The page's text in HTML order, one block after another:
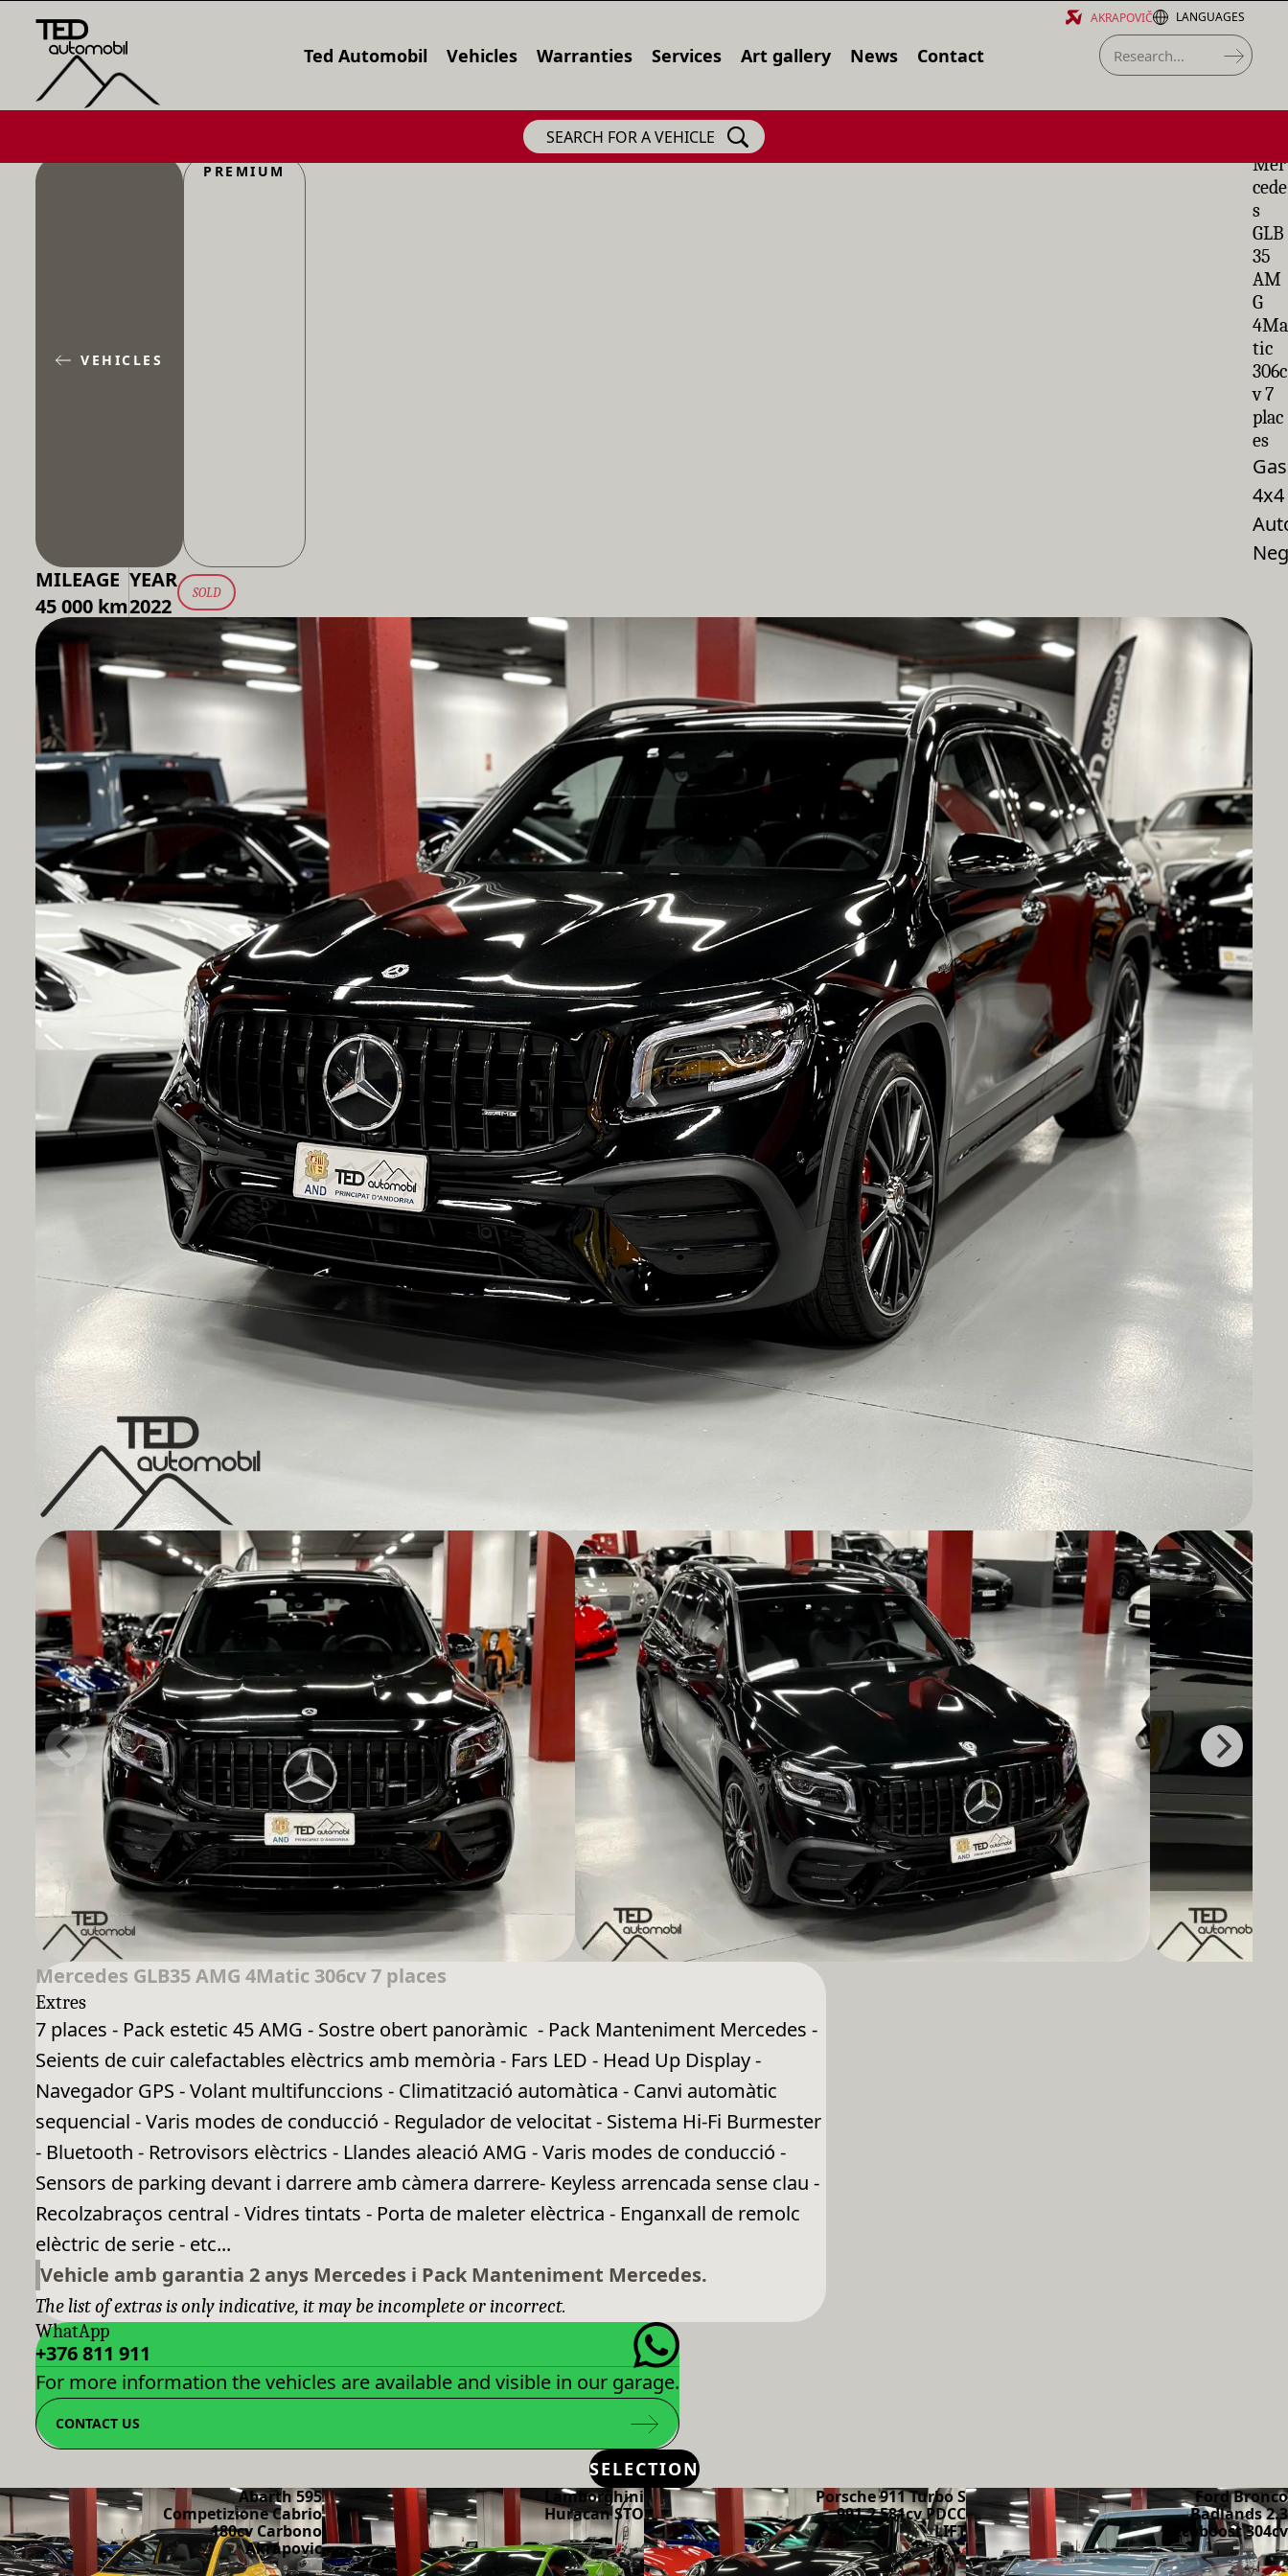
Ted Automobil Vehicles Warranties Services Art gallery News Contact
LANGUAGES
AKRAPOVIČ
SEARCH FOR A VEHICLE
VEHICLES
PREMIUM
Mer
cede
s
GLB
35
AM
G
4Ma
tic
306c
v 7
plac
es
4x4
MILEAGE
45 000 km
YEAR
2022
SOLD
Mercedes GLB35 AMG 4Matic 306cv 7 places
Extres
7 places - Pack estetic 45 AMG - Sostre obert panoràmic - Pack Manteniment Mercedes -
Seients de cuir calefactables elèctrics amb memòria - Fars LED - Head Up Display -
Navegador GPS - Volant multifunccions - Climatització automàtica - Canvi automàtic
sequencial - Varis modes de conducció - Regulador de velocitat - Sistema Hi-Fi Burmester
- Bluetooth - Retrovisors elèctrics - Llandes aleació AMG - Varis modes de conducció -
Sensors de parking devant i darrere amb càmera darrere- Keyless arrencada sense clau -
Recolzabraços central - Vidres tintats - Porta de maleter elèctrica - Enganxall de remolc
elèctric de serie - etc...
Vehicle amb garantia 2 anys Mercedes i Pack Manteniment Mercedes.
The list of extras is only indicative, it may be incomplete or incorrect.
WhatApp
+376 811 911
For more information the vehicles are available and visible in our garage.
CONTACT US
SELECTION
Abarth 595
Competizione Cabrio
180cv Carbono
Akrapovic
Lamborghini
Huracan STO
Porsche 911 Turbo S
991.2 581cv PDCC
LIFT
Ford Bronco
Badlands 2.3
Ecoboost 304cv